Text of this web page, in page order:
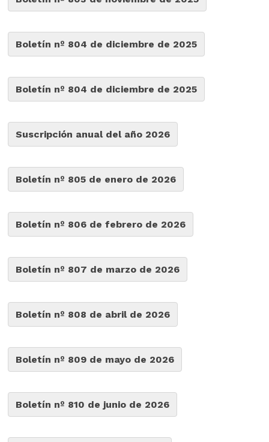
Boletín nº 804 de diciembre de 2025
Boletín nº 804 de diciembre de 2025
Suscripción anual del año 2026
Boletín nº 805 de enero de 2026
Boletín nº 806 de febrero de 2026
Boletín nº 807 de marzo de 2026
Boletín nº 808 de abril de 2026
Boletín nº 809 de mayo de 2026
Boletín nº 810 de junio de 2026